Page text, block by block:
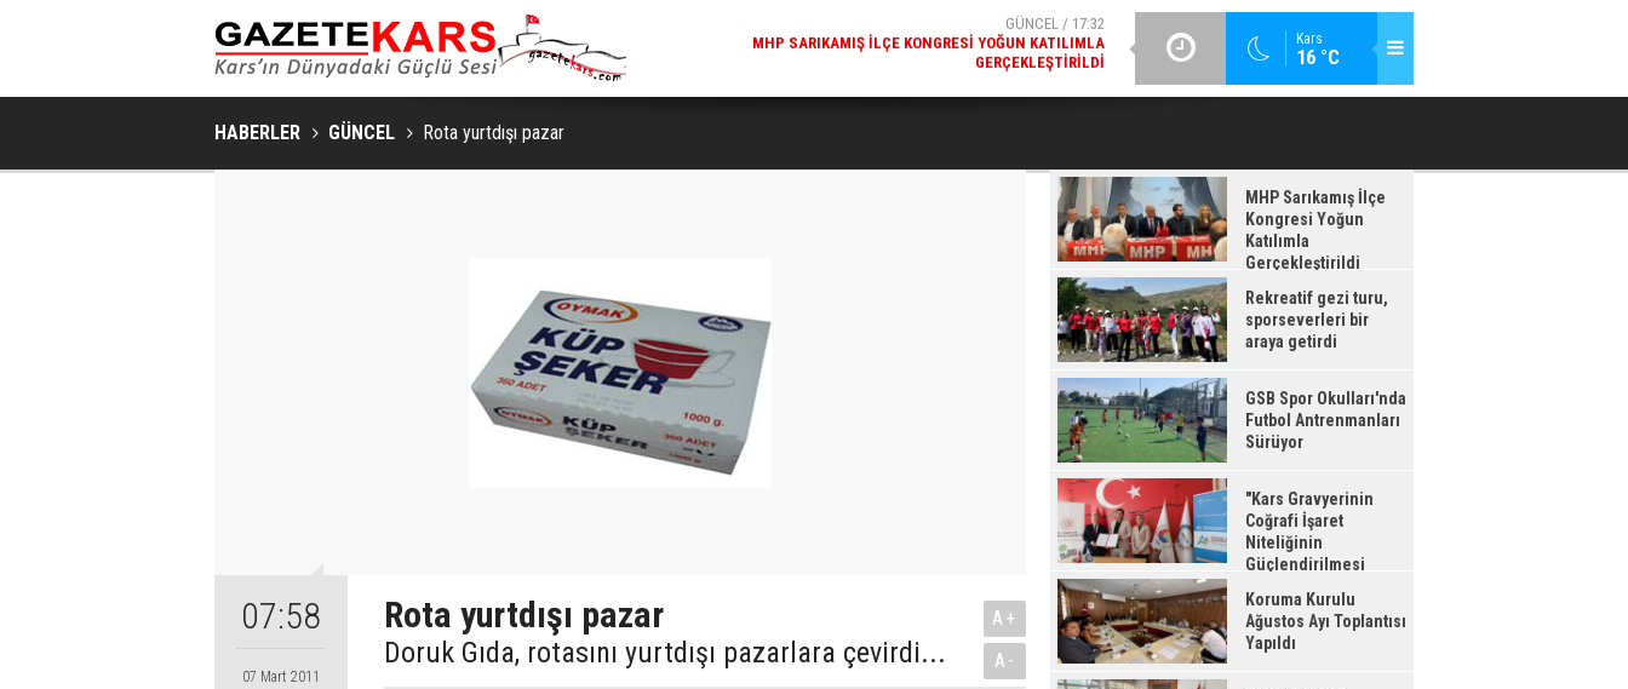
Kars
16 °C
GÜNCEL / 17:08
REKREATIF GEZI TURU, SPORSEVERLERI BIR ARAYA GETIRDI
GSB SPOR OKULLARI'NDA FUTBOL ANTRENMANLARI SÜRÜYOR
HABERLER GÜNCEL Rota yurtdışı pazar
07:58
07 Mart 2011
Rota yurtdışı pazar
Doruk Gıda, rotasını yurtdışı pazarlara çevirdi...
A+
A-
MHP Sarıkamış İlçe
Kongresi Yoğun
Katılımla
Gerçekleştirildi
Rekreatif gezi turu,
sporseverleri bir
araya getirdi
GSB Spor Okulları'nda
Futbol Antrenmanları
Sürüyor
"Kars Gravyerinin
Coğrafi İşaret
Niteliğinin
Güçlendirilmesi
Projesi"
Koruma Kurulu
Ağustos Ayı Toplantısı
Yapıldı